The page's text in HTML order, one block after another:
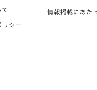
リシー
情報掲載にあた